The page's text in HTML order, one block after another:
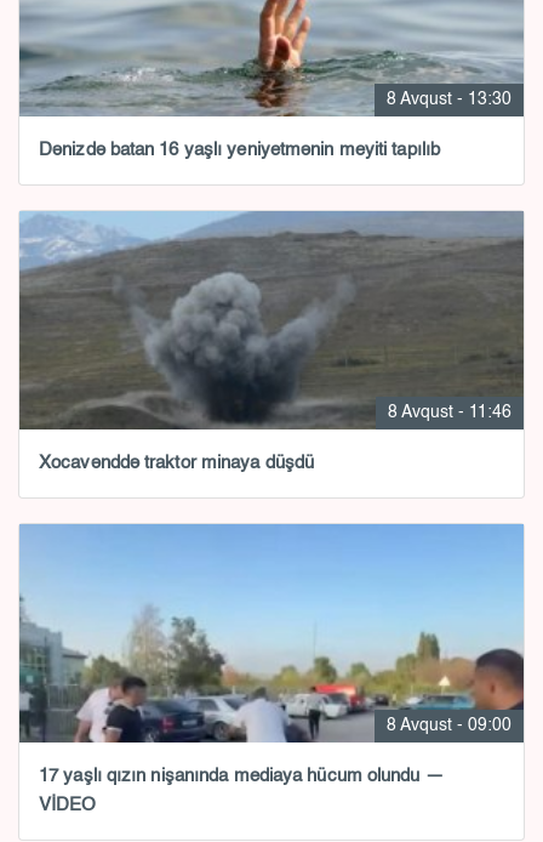
8 Avqust - 13:30
Dənizdə batan 16 yaşlı yeniyetmənin meyiti tapılıb
8 Avqust - 11:46
Xocavənddə traktor minaya düşdü
8 Avqust - 09:00
17 yaşlı qızın nişanında mediaya hücum olundu —
VİDEO